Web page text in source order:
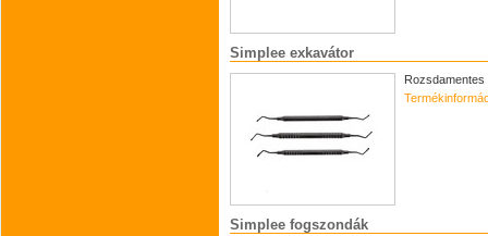
Simplee exkavátor
Simplee fogszondák